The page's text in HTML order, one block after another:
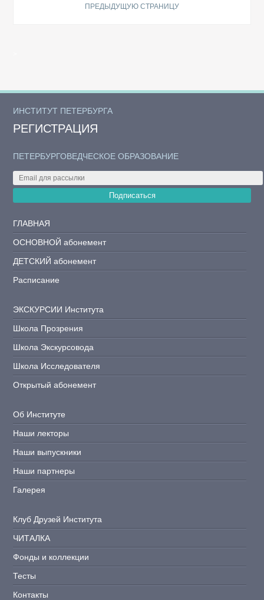
ПРЕДЫДУЩУЮ СТРАНИЦУ
ИНСТИТУТ ПЕТЕРБУРГА
РЕГИСТРАЦИЯ
ГЛАВНАЯ
ОСНОВНОЙ абонемент
ДЕТСКИЙ абонемент
Расписание
ЭКСКУРСИИ Института
Школа Прозрения
Школа Экскурсовода
Школа Исследователя
Открытый абонемент
Об Институте
Наши лекторы
Наши выпускники
Наши партнеры
Галерея
Клуб Друзей Института
ЧИТАЛКА
Фонды и коллекции
Тесты
Контакты
ПЕТЕРБУРГОВЕДЧЕСКОЕ ОБРАЗОВАНИЕ
Подписаться